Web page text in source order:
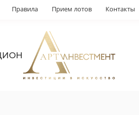
Правила Прием лотов Контакты